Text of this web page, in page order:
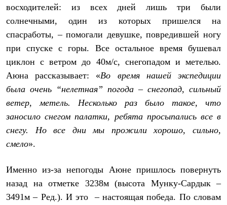
Брюки
Жилеты
Утепленная синтетикой
Куртки
Штормовая одежда
Куртки
Софтшелл одежда
Брюки
Лёгкая одежда
Рубашки
Футболки
Толстовки
Термобелье
Среднее термобелье
Флисовая одежда
Куртки
восходителей: из всех дней лишь три были
солнечными, один из которых пришелся на
спасработы, – помогали девушке, повредившей ногу
при спуске с горы. Все остальное время бушевал
циклон с ветром до 40м/с, снегопадом и метелью.
Аюна рассказывает: «Во время нашей экспедиции
была очень “нелетная” погода – снегопад, сильный
ветер, метель. Несколько раз было такое, что
заносило снегом палатки, ребята просыпались все в
снегу. Но все дни мы прожили хорошо, сильно,
смело».
Именно из-за непогоды Аюне пришлось повернуть
назад на отметке 3238м (высота Мунку-Сардык –
3491м – Ред.). И это – настоящая победа. По словам